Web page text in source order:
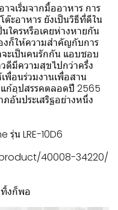
เริ่มจากมื้ออาหาร การ
ะอาหาร ยังเป็นวิธีที่ดีใน
ใครหรือเคยห่างหายกัน
ก็ให้ความสำคัญกับการ
ะเป็นคนรักกัน แอบชอบ
ดีมีความสุขไปกว่าครึ่ง
พื่อนร่วมงานเพื่อสาน
ก้อุปสรรคตลอดปี 2565
อันประเสริฐอย่างหนึ่ง
น LRE-10D6
40008-34220/
งก็พอ